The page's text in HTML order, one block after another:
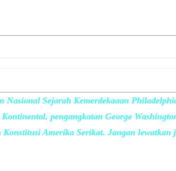
Nasional Sejarah Kemerdekaaan
pengangkatan George
Amerika Serikat. Jangan lewatkan